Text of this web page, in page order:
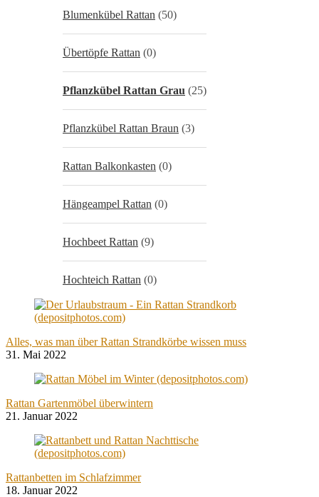
Blumenkübel Rattan (50)
Übertöpfe Rattan (0)
Pflanzkübel Rattan Grau (25)
Pflanzkübel Rattan Braun (3)
Rattan Balkonkasten (0)
Hängeampel Rattan (0)
Hochbeet Rattan (9)
Hochteich Rattan (0)
Alles, was man über Rattan Strandkörbe wissen muss
31. Mai 2022
Rattan Gartenmöbel überwintern
21. Januar 2022
Rattanbetten im Schlafzimmer
18. Januar 2022